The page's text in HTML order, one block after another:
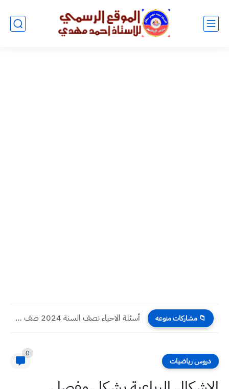
📁 مشاركات منوعه أسئلة الاحياء نصف السنة 2024 صف الأول المتوسط
دروس رياضيات
0